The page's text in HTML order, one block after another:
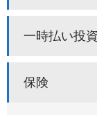
一時払い投
保険